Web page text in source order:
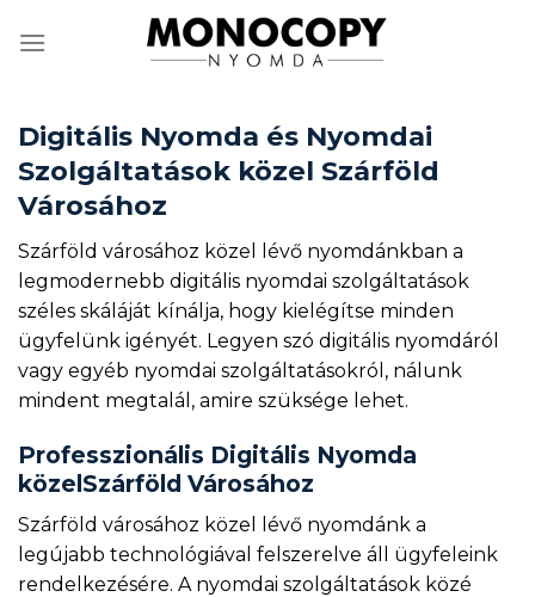
Digitális Nyomda és Nyomdai
Szolgáltatások közel Szárföld
Városához
Szárföld városához közel lévő nyomdánkban a
legmodernebb digitális nyomdai szolgáltatások
széles skáláját kínálja, hogy kielégítse minden
ügyfelünk igényét. Legyen szó digitális nyomdáról
vagy egyéb nyomdai szolgáltatásokról, nálunk
mindent megtalál, amire szüksége lehet.
Professzionális Digitális Nyomda
közelSzárföld Városához
Szárföld városához közel lévő nyomdánk a
legújabb technológiával felszerelve áll ügyfeleink
rendelkezésére. A nyomdai szolgáltatások közé